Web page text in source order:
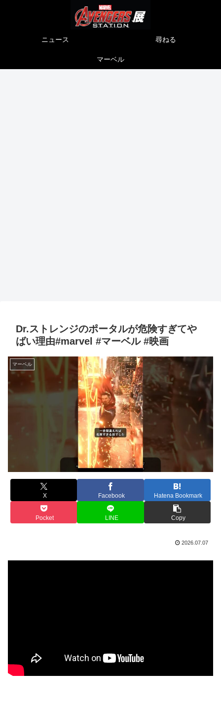
ニュース 尋ねる
マーベル
Dr.ストレンジのポータルが危険すぎてや
ばい理由#marvel #マーベル #映画
マーベル
X Facebook Hatena Bookmark
Pocket LINE Copy
2026.07.07